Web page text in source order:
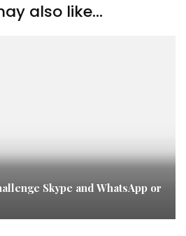
also like...
Skype and WhatsApp or